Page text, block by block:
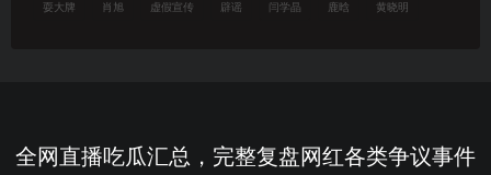
耍大牌 肖旭 虚假宣传 辟谣 闫学晶 鹿晗 黄晓明
全网直播吃瓜汇总，完整复盘网红各类争议事件